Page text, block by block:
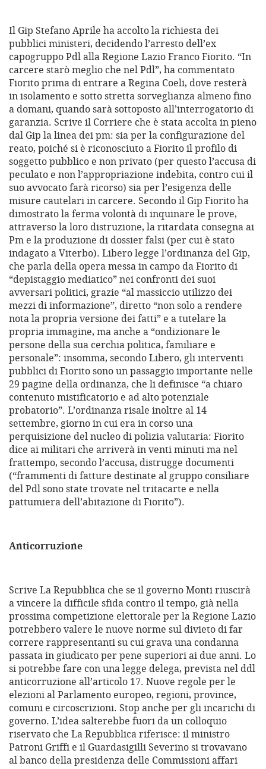
Il Gip Stefano Aprile ha accolto la richiesta dei
pubblici ministeri, decidendo l’arresto dell’ex
capogruppo Pdl alla Regione Lazio Franco Fiorito. “In
carcere starò meglio che nel Pdl”, ha commentato
Fiorito prima di entrare a Regina Coeli, dove resterà
in isolamento e sotto stretta sorveglianza almeno fino
a domani, quando sarà sottoposto all’interrogatorio di
garanzia. Scrive il Corriere che è stata accolta in pieno
dal Gip la linea dei pm: sia per la configurazione del
reato, poiché si è riconosciuto a Fiorito il profilo di
soggetto pubblico e non privato (per questo l’accusa di
peculato e non l’appropriazione indebita, contro cui il
suo avvocato farà ricorso) sia per l’esigenza delle
misure cautelari in carcere. Secondo il Gip Fiorito ha
dimostrato la ferma volontà di inquinare le prove,
attraverso la loro distruzione, la ritardata consegna ai
Pm e la produzione di dossier falsi (per cui è stato
indagato a Viterbo). Libero legge l’ordinanza del Gip,
che parla della opera messa in campo da Fiorito di
“depistaggio mediatico” nei confronti dei suoi
avversari politici, grazie “al massiccio utilizzo dei
mezzi di informazione”, diretto “non solo a rendere
nota la propria versione dei fatti” e a tutelare la
propria immagine, ma anche a “ondizionare le
persone della sua cerchia politica, familiare e
personale”: insomma, secondo Libero, gli interventi
pubblici di Fiorito sono un passaggio importante nelle
29 pagine della ordinanza, che li definisce “a chiaro
contenuto mistificatorio e ad alto potenziale
probatorio”. L’ordinanza risale inoltre al 14
settembre, giorno in cui era in corso una
perquisizione del nucleo di polizia valutaria: Fiorito
dice ai militari che arriverà in venti minuti ma nel
frattempo, secondo l’accusa, distrugge documenti
(“frammenti di fatture destinate al gruppo consiliare
del Pdl sono state trovate nel tritacarte e nella
pattumiera dell’abitazione di Fiorito”).
Anticorruzione
Scrive La Repubblica che se il governo Monti riuscirà
a vincere la difficile sfida contro il tempo, già nella
prossima competizione elettorale per la Regione Lazio
potrebbero valere le nuove norme sul divieto di far
correre rappresentanti su cui grava una condanna
passata in giudicato per pene superiori ai due anni. Lo
si potrebbe fare con una legge delega, prevista nel ddl
anticorruzione all’articolo 17. Nuove regole per le
elezioni al Parlamento europeo, regioni, province,
comuni e circoscrizioni. Stop anche per gli incarichi di
governo. L’idea salterebbe fuori da un colloquio
riservato che La Repubblica riferisce: il ministro
Patroni Griffi e il Guardasigilli Severino si trovavano
al banco della presidenza delle Commissioni affari